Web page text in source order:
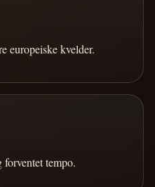
europeiske kvelder.
tempo.